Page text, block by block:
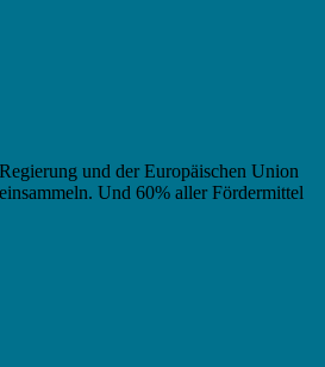
und der Europäischen Union
Und 60% aller Fördermittel